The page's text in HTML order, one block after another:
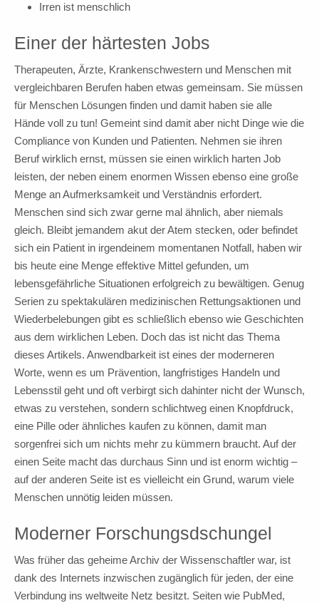
Irren ist menschlich
Einer der härtesten Jobs
Therapeuten, Ärzte, Krankenschwestern und Menschen mit
vergleichbaren Berufen haben etwas gemeinsam. Sie müssen
für Menschen Lösungen finden und damit haben sie alle
Hände voll zu tun! Gemeint sind damit aber nicht Dinge wie die
Compliance von Kunden und Patienten. Nehmen sie ihren
Beruf wirklich ernst, müssen sie einen wirklich harten Job
leisten, der neben einem enormen Wissen ebenso eine große
Menge an Aufmerksamkeit und Verständnis erfordert.
Menschen sind sich zwar gerne mal ähnlich, aber niemals
gleich. Bleibt jemandem akut der Atem stecken, oder befindet
sich ein Patient in irgendeinem momentanen Notfall, haben wir
bis heute eine Menge effektive Mittel gefunden, um
lebensgefährliche Situationen erfolgreich zu bewältigen. Genug
Serien zu spektakulären medizinischen Rettungsaktionen und
Wiederbelebungen gibt es schließlich ebenso wie Geschichten
aus dem wirklichen Leben. Doch das ist nicht das Thema
dieses Artikels. Anwendbarkeit ist eines der moderneren
Worte, wenn es um Prävention, langfristiges Handeln und
Lebensstil geht und oft verbirgt sich dahinter nicht der Wunsch,
etwas zu verstehen, sondern schlichtweg einen Knopfdruck,
eine Pille oder ähnliches kaufen zu können, damit man
sorgenfrei sich um nichts mehr zu kümmern braucht. Auf der
einen Seite macht das durchaus Sinn und ist enorm wichtig –
auf der anderen Seite ist es vielleicht ein Grund, warum viele
Menschen unnötig leiden müssen.
Moderner Forschungsdschungel
Was früher das geheime Archiv der Wissenschaftler war, ist
dank des Internets inzwischen zugänglich für jeden, der eine
Verbindung ins weltweite Netz besitzt. Seiten wie PubMed,